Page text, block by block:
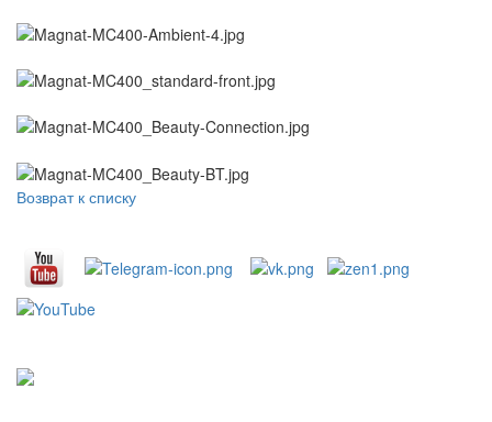
Возврат к списку